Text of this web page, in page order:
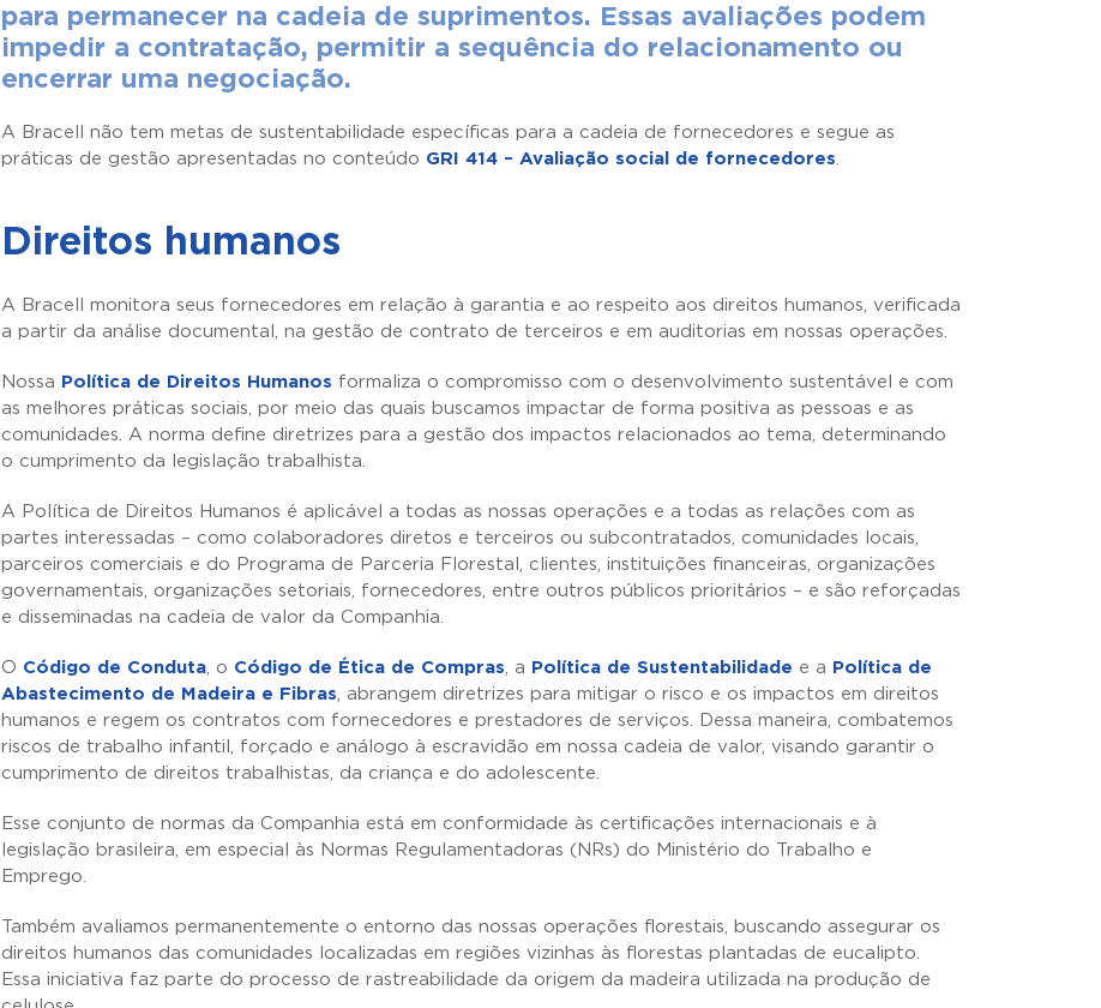
para permanecer na cadeia de suprimentos. Essas avaliações podem
impedir a contratação, permitir a sequência do relacionamento ou
encerrar uma negociação.
A Bracell não tem metas de sustentabilidade específicas para a cadeia de fornecedores e segue as
práticas de gestão apresentadas no conteúdo GRI 414 – Avaliação social de fornecedores
Direitos humanos
A Bracell monitora seus fornecedores em relação à garantia e ao respeito aos direitos humanos, verificada
a partir da análise documental, na gestão de contrato de terceiros e em auditorias em nossas operações.
Nossa Política de Direitos Humanos formaliza o compromisso com o desenvolvimento sustentável e com
as melhores práticas sociais, por meio das quais buscamos impactar de forma positiva as pessoas e as
comunidades. A norma define diretrizes para a gestão dos impactos relacionados ao tema, determinando
o cumprimento da legislação trabalhista.
A Política de Direitos Humanos é aplicável a todas as nossas operações e a todas as relações com as
partes interessadas – como colaboradores diretos e terceiros ou subcontratados, comunidades locais,
parceiros comerciais e do Programa de Parceria Florestal, clientes, instituições financeiras, organizações
governamentais, organizações setoriais, fornecedores, entre outros públicos prioritários – e são reforçadas
e disseminadas na cadeia de valor da Companhia.
O Código de Conduta , o Código de Ética de Compras , a Política de Sustentabilidade e a
Política de
Abastecimento de Madeira e Fibras , abrangem diretrizes para mitigar o risco e os impactos em direitos
humanos e regem os contratos com fornecedores e prestadores de serviços. Dessa maneira, combatemos
riscos de trabalho infantil, forçado e análogo à escravidão em nossa cadeia de valor, visando garantir o
cumprimento de direitos trabalhistas, da criança e do adolescente.
Esse conjunto de normas da Companhia está em conformidade às certificações internacionais e à
legislação brasileira, em especial às Normas Regulamentadoras (NRs) do Ministério do Trabalho e
Emprego.
Também avaliamos permanentemente o entorno das nossas operações florestais, buscando assegurar os
direitos humanos das comunidades localizadas em regiões vizinhas às florestas plantadas de eucalipto.
Essa iniciativa faz parte do processo de rastreabilidade da origem da madeira utilizada na produção de